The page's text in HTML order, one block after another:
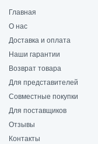
Главная
О нас
Доставка и оплата
Наши гарантии
Возврат товара
Для представителей
Совместные покупки
Для поставщиков
Отзывы
Контакты